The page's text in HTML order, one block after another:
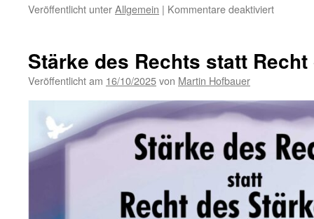
Veröffentlicht unterAllgemein | Kommentare deaktiviertfür
durch
Stärke des Rechts statt
Veröffentlicht am 16/10/2025von Martin Hofbauer